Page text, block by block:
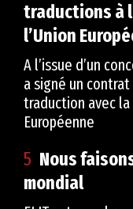
traductions à
l’Union
A l’issue d’un
a signé un
traduction avec la
Européenne
5 Nous
mondial